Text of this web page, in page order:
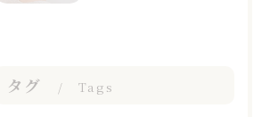
タグ Tags